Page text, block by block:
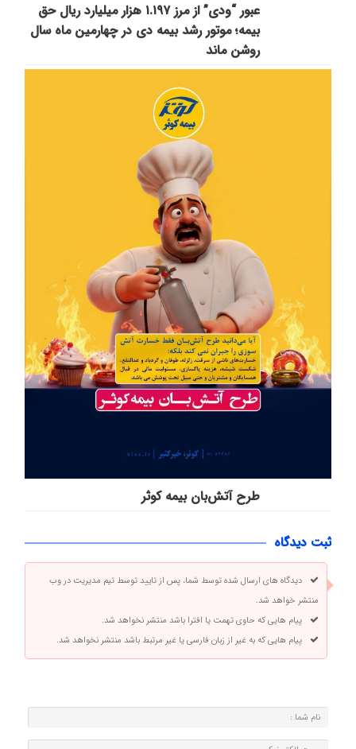
عبور “ودی” از مرز ۱.۱۹۷ هزار میلیارد ریال حق
بیمه؛ موتور رشد بیمه دی در چهارمین ماه سال
روشن ماند
طرح آتش‌بان بیمه کوثر
ثبت دیدگاه
دیدگاه های ارسال شده توسط شما، پس از تایید توسط تیم مدیریت در وب
منتشر خواهد شد.
پیام هایی که حاوی تهمت یا افترا باشد منتشر نخواهد شد.
پیام هایی که به غیر از زبان فارسی یا غیر مرتبط باشد منتشر نخواهد شد.